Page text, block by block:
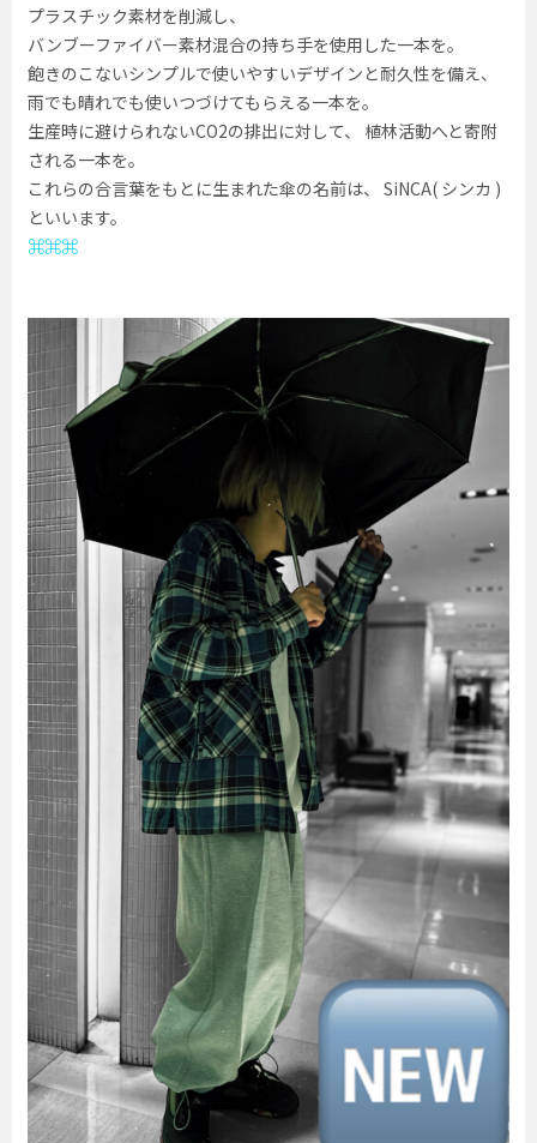
プラスチック素材を削減し、
バンブーファイバー素材混合の持ち手を使用した一本を。
飽きのこないシンプルで使いやすいデザインと耐久性を備え、
雨でも晴れでも使いつづけてもらえる一本を。
生産時に避けられないCO2の排出に対して、 植林活動へと寄附
される一本を。
これらの合言葉をもとに生まれた傘の名前は、 SiNCA( シンカ )
といいます。
⌘⌘⌘